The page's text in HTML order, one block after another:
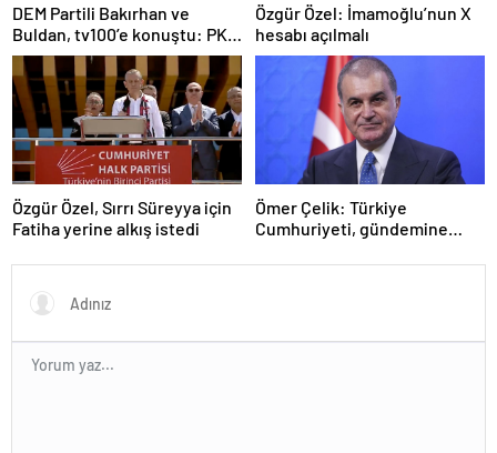
DEM Partili Bakırhan ve
Buldan, tv100’e konuştu: PKK
ne zaman kendini feshedecek
Özgür Özel: İmamoğlu’nun X
hesabı açılmalı
Özgür Özel, Sırrı Süreyya için
Fatiha yerine alkış istedi
Ömer Çelik: Türkiye
Cumhuriyeti, gündemine